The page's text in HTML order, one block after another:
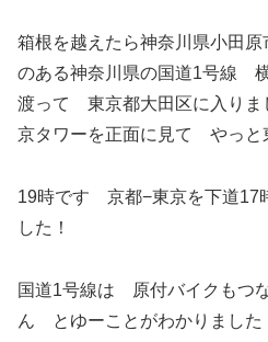
箱根を越えたら神奈川県小田
のある神奈川県の国道1号線
渡って 東京都大田区に入り
京タワーを正面に見て やっ
19時です 京都−東京を下道17
した！
国道1号線は 原付バイクもつ
ん とゆーことがわかりました